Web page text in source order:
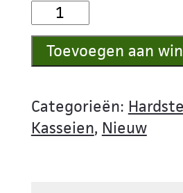
Kassei
Tandur
Multi
natuurlijke
top
aantal
Toevoegen aan
Categorieën:
Kasseien, Nieuw